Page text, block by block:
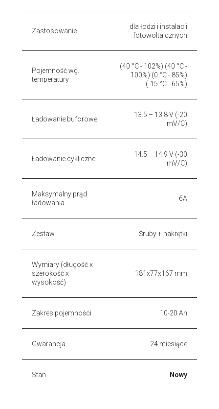
Zastosowanie
dla łodzi i instalacji
fotowoltaicznych
Pojemność wg.
temperatury
(40 °C - 102%) (40 °C -
100%) (0 °C - 85%)
(-15 °C - 65%)
Ładowanie buforowe
13.5 – 13.8 V (-20
mV/C)
Ładowanie cykliczne
14.5 – 14.9 V (-30
mV/C)
Maksymalny prąd
ładowania
6A
Zestaw Śruby + nakrętki
Wymiary (długość x
szerokość x
wysokość)
181x77x167 mm
Zakres pojemności 10-20 Ah
Gwarancja 24 miesiące
Stan Nowy